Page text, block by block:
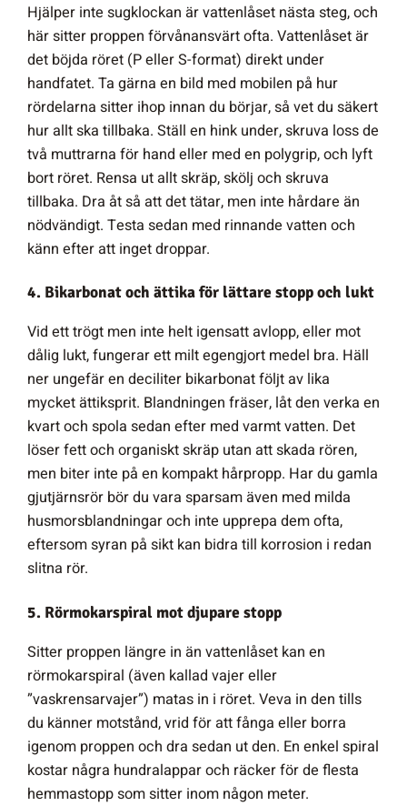
Hjälper inte sugklockan är vattenlåset nästa steg, och
här sitter proppen förvånansvärt ofta. Vattenlåset är
det böjda röret (P eller S-format) direkt under
handfatet. Ta gärna en bild med mobilen på hur
rördelarna sitter ihop innan du börjar, så vet du säkert
hur allt ska tillbaka. Ställ en hink under, skruva loss de
två muttrarna för hand eller med en polygrip, och lyft
bort röret. Rensa ut allt skräp, skölj och skruva
tillbaka. Dra åt så att det tätar, men inte hårdare än
nödvändigt. Testa sedan med rinnande vatten och
känn efter att inget droppar.
4. Bikarbonat och ättika för lättare stopp och lukt
Vid ett trögt men inte helt igensatt avlopp, eller mot
dålig lukt, fungerar ett milt egengjort medel bra. Häll
ner ungefär en deciliter bikarbonat följt av lika
mycket ättiksprit. Blandningen fräser, låt den verka en
kvart och spola sedan efter med varmt vatten. Det
löser fett och organiskt skräp utan att skada rören,
men biter inte på en kompakt hårpropp. Har du gamla
gjutjärnsrör bör du vara sparsam även med milda
husmorsblandningar och inte upprepa dem ofta,
eftersom syran på sikt kan bidra till korrosion i redan
slitna rör.
5. Rörmokarspiral mot djupare stopp
Sitter proppen längre in än vattenlåset kan en
rörmokarspiral (även kallad vajer eller
”vaskrensarvajer”) matas in i röret. Veva in den tills
du känner motstånd, vrid för att fånga eller borra
igenom proppen och dra sedan ut den. En enkel spiral
kostar några hundralappar och räcker för de flesta
hemmastopp som sitter inom någon meter.